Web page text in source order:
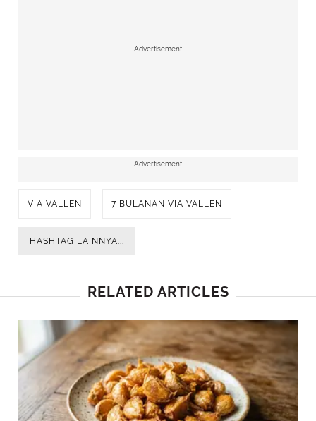
7 Bulanan Via Vallen dengan Tradisi Jawa Timur Tingkeban.
Advertisement
Advertisement
VIA VALLEN 7 BULANAN VIA VALLEN
HASHTAG LAINNYA...
RELATED ARTICLES